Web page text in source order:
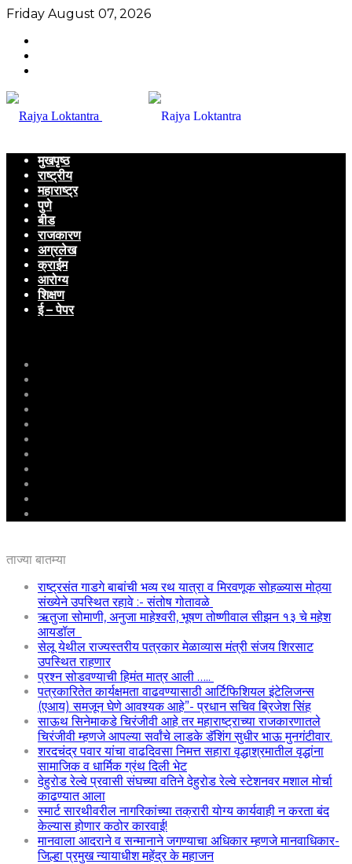
Friday August 07, 2026
मुखपृष्ठ
राष्ट्रीय
महाराष्ट्र
पुणे
बीड
राजकारण
अग्रलेख
क्राईम
आरोग्य
शिक्षण
ई – पेपर
ताज्या बातम्या
राष्ट्रसंत गाडगे बाबांची भव्य रथ यात्रा व मिरवणूक सोहळ्यास मोठ्या
संख्येने उपस्थित रहावे :- संतोष गोतावळे
ऋतुजा सोमाणी, अनुजा माहेश्वरी, भूषण तोष्णीवाल सीझन १३ चे महेश
आयडॉल
सेलू येथील राज्यस्तरीय पत्रकार मेळाव्यास मंत्री संजय शिरसाट
उपस्थित राहणार
प्रश्न सोडवण्याची हिमंत मात्र आली …..
पत्रकारितेत कार्यक्षमता वाढवण्यासाठी आर्टिफिशियल इंटेलिजन्स
(एआय) समजून घेणे आवश्यक आहे”- प्रधान सचिव ब्रिजेश सिंह
साऊथ सिनेमाकडे चिरंजीवी आहे तर महाराष्ट्राच्या राजकारणातले
चिरंजीवी म्हणजे आपल्या सर्वांचे लाडके डॅशिंग सुधीर भाऊ मुनगंटीवार.
शरदचंद्र पवार यांचा वाढदिवसा निमत्त सहारा वृद्धाश्रमातील वृद्धांना
सामाजिक व धार्मिक ग्रंथ दिली भेट
देहुरोड रेल्वे प्रवासी संघच्या वतिने देहुरोड रेल्वे स्टेशनवर मशाल मोर्चा
काढण्यात आला
स्मार्ट सारथीवरील नागरिकांच्या तक्रारी योग्य कार्यवाही न करता बंद
केल्यास होणार कठोर कारवाई!
मानवाला आदराने व सन्मानाने जगण्याचा अधिकार म्हणजे मानवाधिकार-
जिल्हा प्रमुख न्यायाधीश महेंद्र के महाजन